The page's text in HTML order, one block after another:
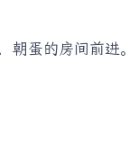
蛋的房间前进。